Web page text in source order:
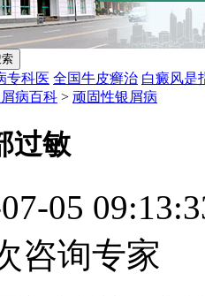
专科医 全国牛皮癣治 白癜风是
病百科 > 顽固性银屑病
过敏
05
咨询专家